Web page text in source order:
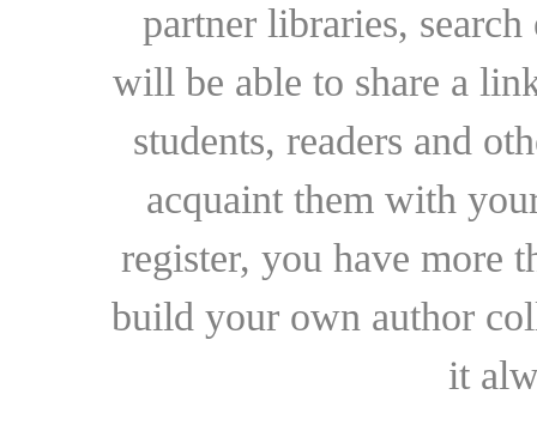
partner libraries,
will be able to share a
students, readers and
acquaint them with
register, you have more
build your own author
it